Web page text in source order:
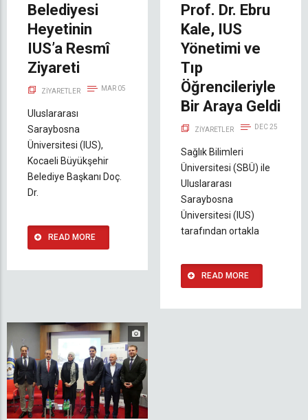
Belediyesi
Heyetinin
IUS’a Resmî
Ziyareti
ZIYARETLER MAR 05
Uluslararası
Saraybosna
Üniversitesi (IUS),
Kocaeli Büyükşehir
Belediye Başkanı Doç.
Dr.
READ MORE
Prof. Dr. Ebru
Kale, IUS
Yönetimi ve
Tıp
Öğrencileriyle
Bir Araya Geldi
ZIYARETLER DEC 25
Sağlık Bilimleri
Üniversitesi (SBÜ) ile
Uluslararası
Saraybosna
Üniversitesi (IUS)
tarafından ortakla
READ MORE